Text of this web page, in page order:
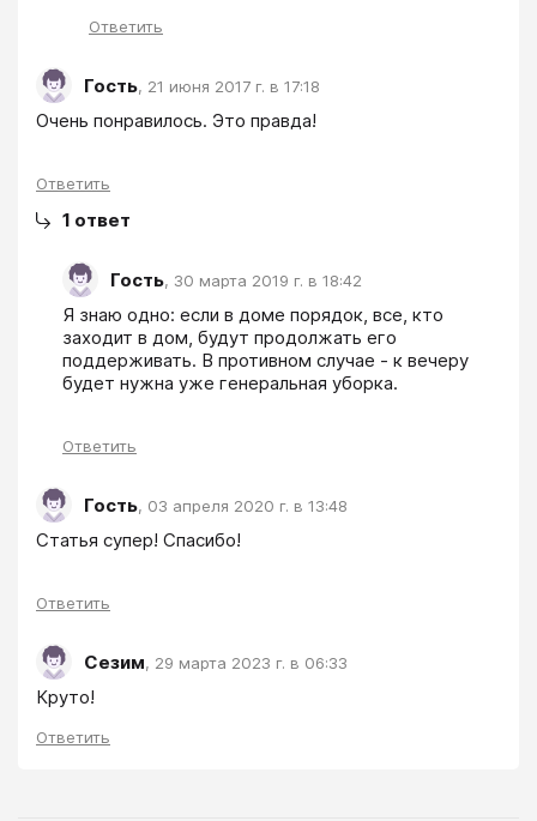
Ответить
Гость, 21 июня 2017 г. в 17:18
Очень понравилось. Это правда!
Ответить
1 ответ
Гость, 30 марта 2019 г. в 18:42
Я знаю одно: если в доме порядок, все, кто
заходит в дом, будут продолжать его
поддерживать. В противном случае - к вечеру
будет нужна уже генеральная уборка.
Ответить
Гость, 03 апреля 2020 г. в 13:48
Статья супер! Спасибо!
Ответить
Сезим, 29 марта 2023 г. в 06:33
Круто!
Ответить